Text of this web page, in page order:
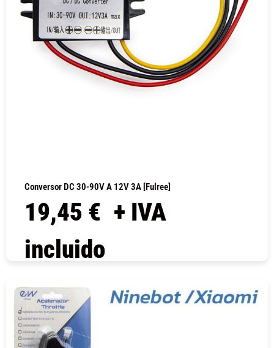
Conversor DC 30-90V A 12V 3A [Fulree]
19,45 € + IVA
incluido